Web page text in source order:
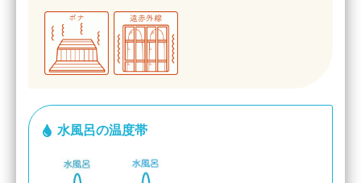
水風呂の温度帯